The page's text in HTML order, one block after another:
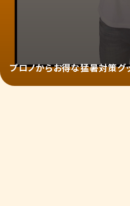
プロノからお得な猛暑対策グ